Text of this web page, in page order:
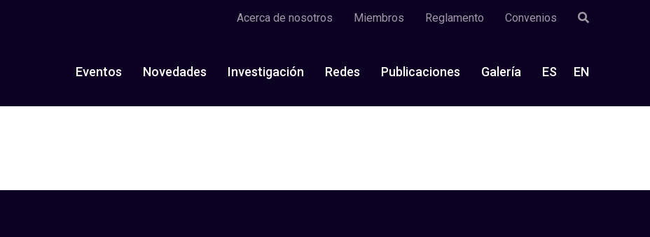
Acerca de nosotros Miembros Reglamento Convenios
Eventos Novedades Investigación Redes Publicaciones Galería ES EN